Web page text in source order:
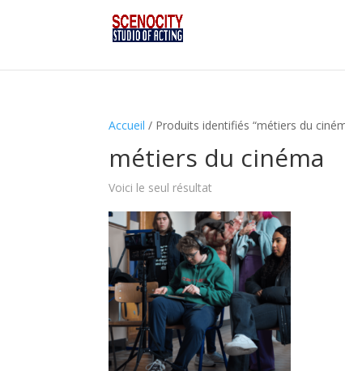
Accueil / Produits identifiés “métiers du
métiers du cinéma
Voici le seul résultat